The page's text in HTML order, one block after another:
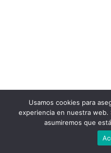
Usamos cookies para
experiencia en nuestra
asumiremos que